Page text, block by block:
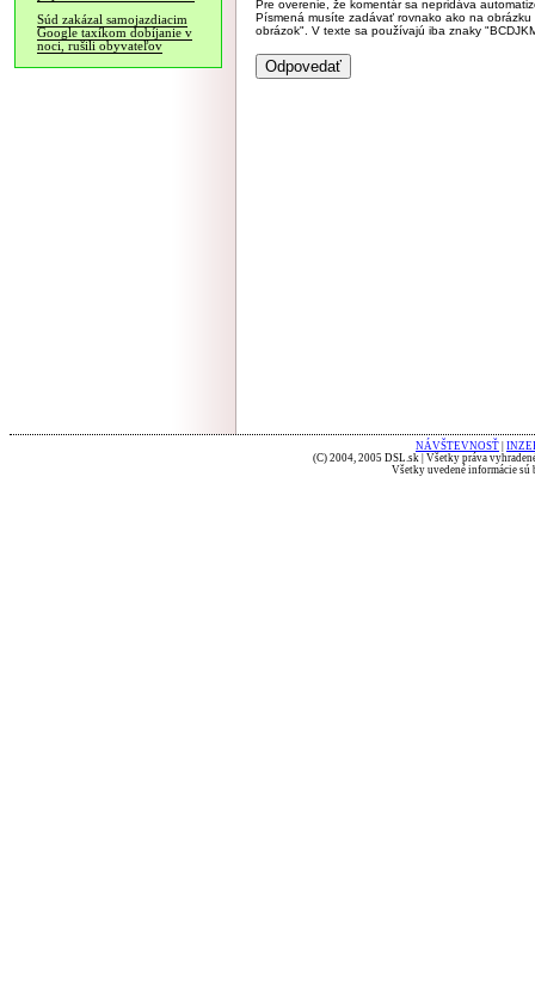
Súd zakázal samojazdiacim
Google taxíkom dobíjanie v
noci, rušili obyvateľov
Pre overenie, že komentár sa nepridáva
Písmená musíte zadávať rovnako ako na
obrázok". V texte sa používajú iba znaky
NÁVŠTEVNOSŤ
(C) 2004, 2005 DSL.sk | Všetky práva
Všetky uvedené informácie sú